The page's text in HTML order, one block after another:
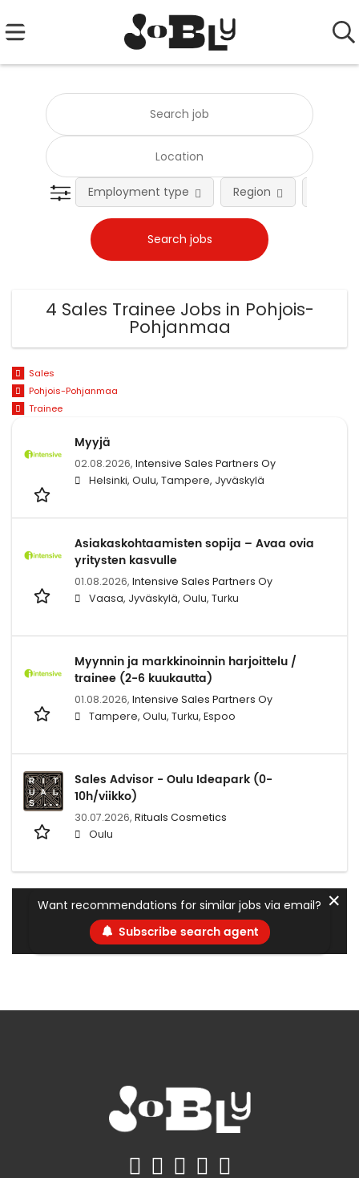
Employment type Region
4 Sales Trainee Jobs in Pohjois-
Pohjanmaa
Sales
Pohjois-Pohjanmaa
Trainee
Myyjä
02.08.2026, Intensive Sales Partners Oy
Helsinki, Oulu, Tampere, Jyväskylä
Asiakaskohtaamisten sopija – Avaa ovia
yritysten kasvulle
01.08.2026, Intensive Sales Partners Oy
Vaasa, Jyväskylä, Oulu, Turku
Myynnin ja markkinoinnin harjoittelu /
trainee (2-6 kuukautta)
01.08.2026, Intensive Sales Partners Oy
Tampere, Oulu, Turku, Espoo
Sales Advisor - Oulu Ideapark (0-
10h/viikko)
30.07.2026, Rituals Cosmetics
Oulu
Want recommendations for similar jobs via email?
Subscribe search agent
✕